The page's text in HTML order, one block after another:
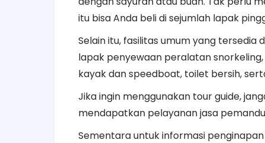
itu bisa Anda beli di sejumlah lapak
Selain itu, fasilitas umum yang tersedia
lapak penyewaan peralatan
kayak dan speedboat, toilet bersih,
Jika ingin menggunakan tour guide,
mendapatkan pelayanan jasa
Sementara untuk informasi